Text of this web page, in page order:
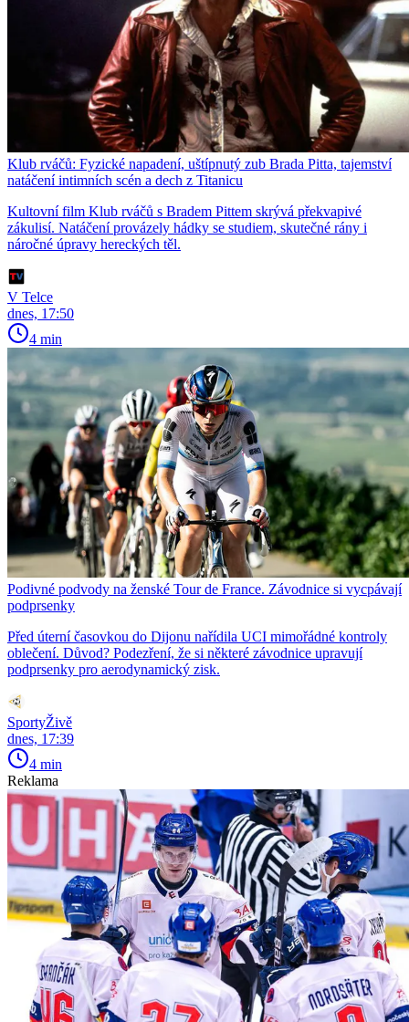
Klub rváčů: Fyzické napadení, uštípnutý zub Brada Pitta, tajemství
natáčení intimních scén a dech z Titanicu
Kultovní film Klub rváčů s Bradem Pittem skrývá překvapivé
zákulisí. Natáčení provázely hádky se studiem, skutečné rány i
náročné úpravy hereckých těl.
V Telce
dnes, 17:50
4 min
Podivné podvody na ženské Tour de France. Závodnice si vycpávají
podprsenky
Před úterní časovkou do Dijonu nařídila UCI mimořádné kontroly
oblečení. Důvod? Podezření, že si některé závodnice upravují
podprsenky pro aerodynamický zisk.
SportyŽivě
dnes, 17:39
4 min
Reklama